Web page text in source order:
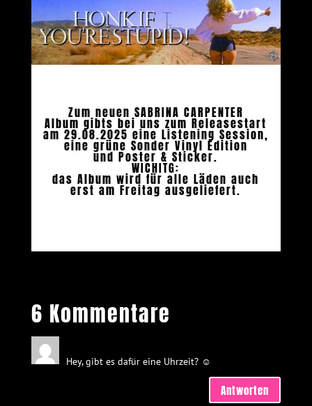
Zum neuen SABRINA CARPENTER
Album gibts bei uns zum Releasestart
am 29.08.2025 eine Listening Session,
eine grüne Sonder Vinyl Edition
und Poster & Sticker.
WICHITG:
das Album wird für alle Läden auch
erst am Freitag ausgeliefert.
6 Kommentare
Hey, gibt es dafür eine Uhrzeit? ☺️
Antworten